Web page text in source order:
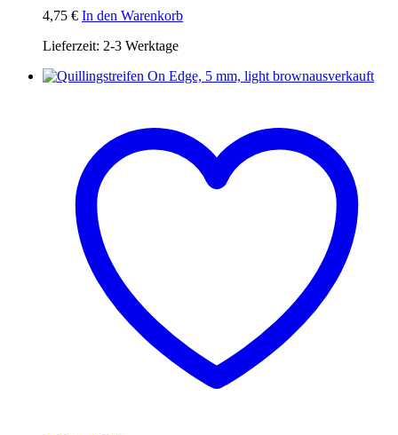
4,75 € In den Warenkorb
Lieferzeit: 2-3 Werktage
ausverkauft